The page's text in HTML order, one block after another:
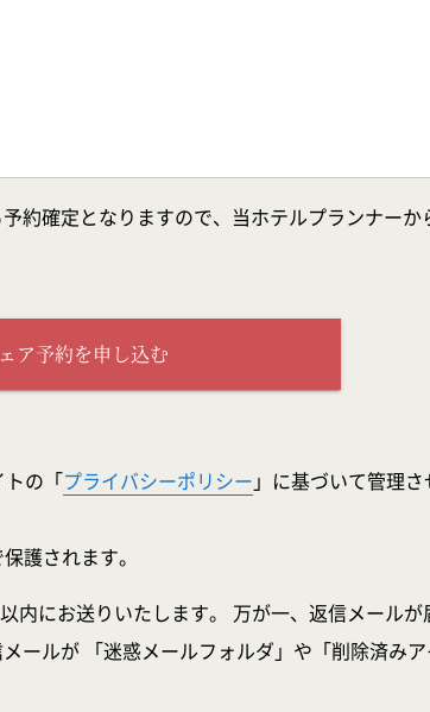
約確定となりますので、当ホテルプランナーか
ア予約を申し込む
トの「プライバシーポリシー 」に基づいて管理さ
護されます。
にお送りいたします。 万が一、返信メール
ールが 「迷惑メールフォルダ」や「削除済み